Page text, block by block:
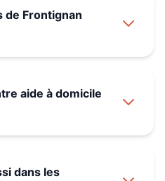
de Frontignan
aide à domicile
dans les